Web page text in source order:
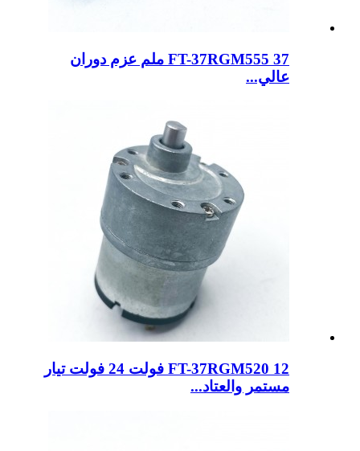
FT-37RGM555 37 ملم عزم دوران
عالي...
FT-37RGM520 12 فولت 24 فولت تيار
مستمر والعتاد...